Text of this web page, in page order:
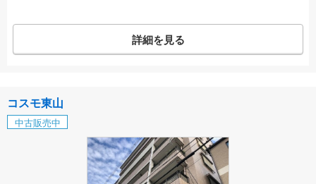
詳細を見る
コスモ東山
中古販売中